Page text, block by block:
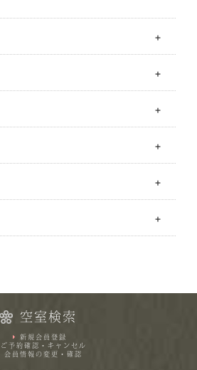
空室検索
新規会員登録
ご予約確認・キャンセル
会員情報の変更・確認